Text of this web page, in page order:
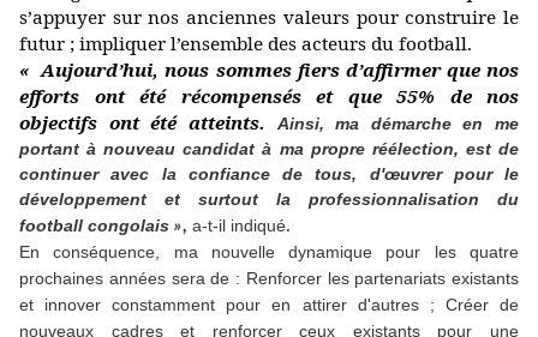
s’appuyer sur nos anciennes valeurs pour construire le
futur ; impliquer l’ensemble des acteurs du football.
« Aujourd’hui, nous sommes fiers d’affirmer que nos
efforts ont été récompensés et que 55% de nos
objectifs ont été atteints.
Ainsi, ma démarche en me
portant à nouveau candidat à ma propre réélection, est de
continuer avec la confiance de tous, d'œuvrer pour le
développement et surtout la professionnalisation du
football congolais », a-t-il indiqué.
En conséquence, ma nouvelle dynamique pour les quatre
prochaines années sera de : Renforcer les partenariats existants
et innover constamment pour en attirer d'autres ; Créer de
nouveaux cadres et renforcer ceux existants pour une